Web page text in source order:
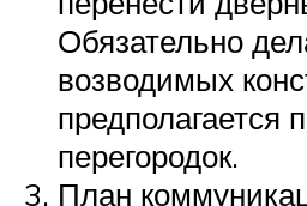
Обязательно
возводимых
предполагается
перегородок.
План